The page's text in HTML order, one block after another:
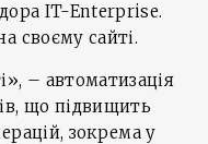
IT-Enterprise.
своєму сайті.
– автоматизація
що підвищить
зокрема у